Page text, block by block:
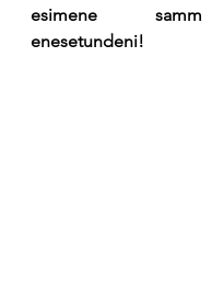
esimene
enesetundeni!